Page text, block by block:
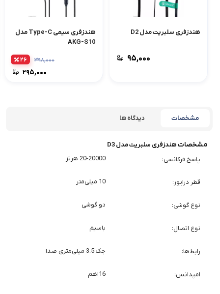
هندزفری سلبریت مدل D2
۹۵,۰۰۰
هندزفری سیمی Type-C مدل
AKG-S10
۳۹۸,۰۰۰
۲۹۵,۰۰۰
۲۶
مشخصات دیدگاه ها
مشخصاتهندزفری سلبریت مدل D3
پاسخ فرکانسی
20-20000 هرتز
قطر درایور 10 میلی‌متر
نوع گوشی دو گوشی
نوع اتصال باسیم
رابط‌ها جک 3.5 میلی‌متری صدا
امپدانس 16اهم